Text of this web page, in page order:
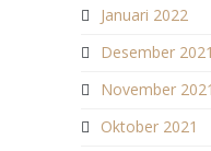
Januari 2022
Desember 2021
November 2021
Oktober 2021